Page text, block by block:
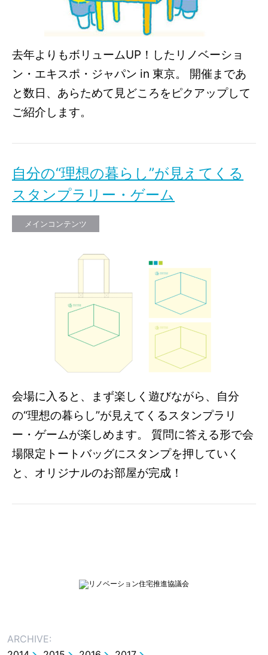
去年よりもボリュームUP！したリノベーショ
ン・エキスポ・ジャパン in 東京。 開催まであ
と数日、あらためて見どころをピクアップして
ご紹介します。
自分の“理想の暮らし”が見えてくる
スタンプラリー・ゲーム
メインコンテンツ
会場に入ると、まず楽しく遊びながら、自分
の“理想の暮らし”が見えてくるスタンプラリ
ー・ゲームが楽しめます。 質問に答える形で会
場限定トートバッグにスタンプを押していく
と、オリジナルのお部屋が完成！
ARCHIVE: